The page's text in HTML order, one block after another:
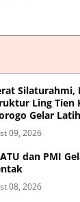
Silaturahmi,
Ling Tien
Gelar
Pakel
09, 2026
dan PMI
08, 2026